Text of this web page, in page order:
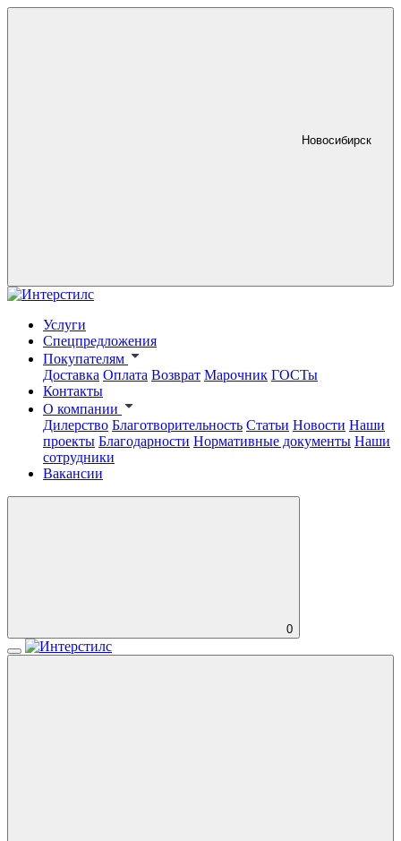
Новосибирск
Услуги
Спецпредложения
Покупателям
Доставка Оплата Возврат Марочник ГОСТы
Контакты
О компании
Дилерство Благотворительность Статьи Новости Наши
проекты Благодарности Нормативные документы Наши
сотрудники
Вакансии
0